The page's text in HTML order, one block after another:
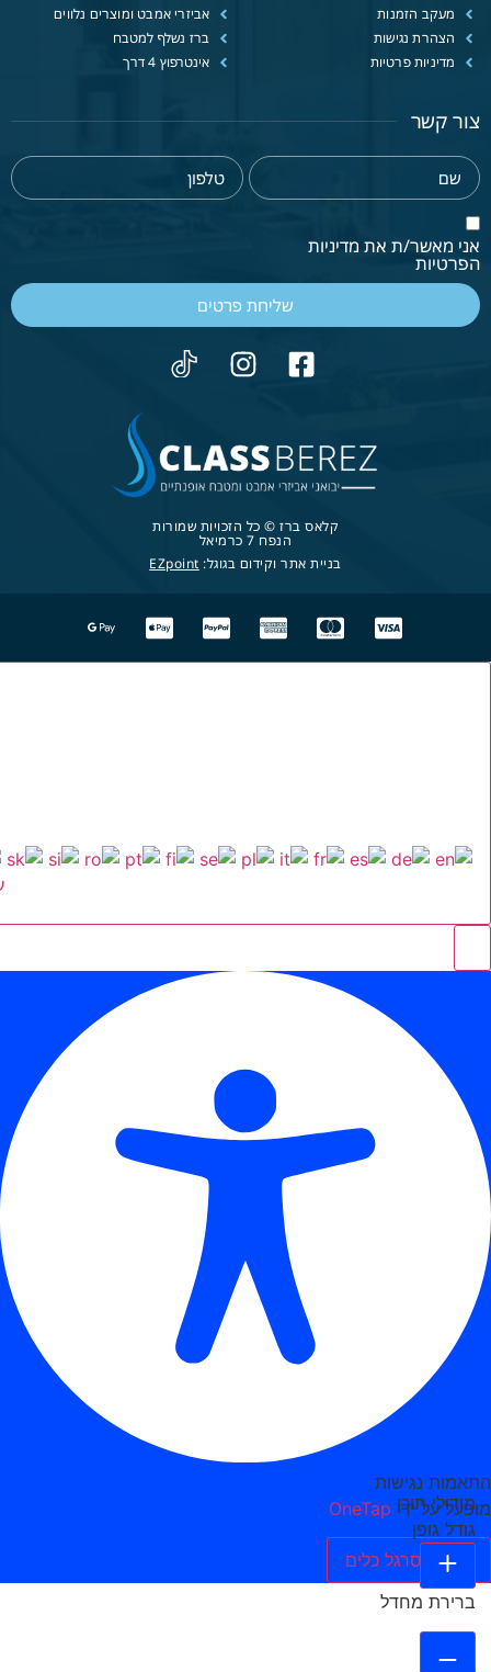
מעקב הזמנות
הצהרת נגישות
מדיניות פרטיות
אביזרי אמבט ומוצרים נלווים
ברז נשלף למטבח
אינטרפוץ 4 דרך
צור קשר
אני מאשר/ת את מדיניות
הפרטיות
שליחת פרטים
קלאס ברז © כל הזכויות שמורות
הנפח 7 כרמיאל
בניית אתר וקידום בגוגל: EZpoint
התאמות נגישות
מופעל על ידי OneTap
הסתר סרגל כלים
מודולי תוכן
גודל גופן
ברירת מחדל